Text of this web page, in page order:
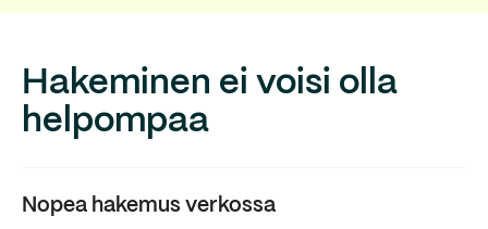
Hakeminen ei voisi olla
helpompaa
Nopea hakemus verkossa